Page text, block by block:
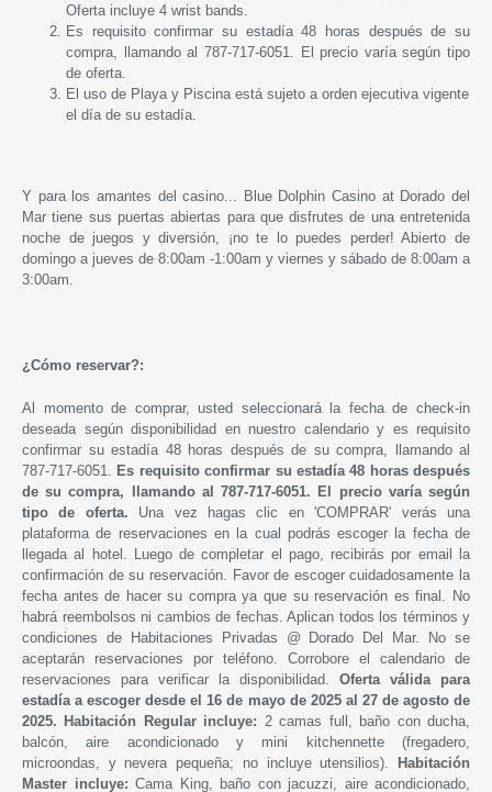
Oferta incluye 4 wrist bands.
Es requisito confirmar su estadía 48 horas después de su
compra, llamando al 787-717-6051. El precio varía según tipo
de oferta.
El uso de Playa y Piscina está sujeto a orden ejecutiva vigente
el día de su estadía.
Y para los amantes del casino... Blue Dolphin Casino at Dorado del
Mar tiene sus puertas abiertas para que disfrutes de una entretenida
noche de juegos y diversión, ¡no te lo puedes perder! Abierto de
domingo a jueves de 8:00am -1:00am y viernes y sábado de 8:00am a
3:00am.
¿Cómo reservar?:
Al momento de comprar, usted seleccionará la fecha de check-in
deseada según disponibilidad en nuestro calendario y es requisito
confirmar su estadía 48 horas después de su compra, llamando al
787-717-6051. Es requisito confirmar su estadía 48 horas después
de su compra, llamando al 787-717-6051. El precio varía según
tipo de oferta. Una vez hagas clic en 'COMPRAR' verás una
plataforma de reservaciones en la cual podrás escoger la fecha de
llegada al hotel. Luego de completar el pago, recibirás por email la
confirmación de su reservación. Favor de escoger cuidadosamente la
fecha antes de hacer su compra ya que su reservación es final. No
habrá reembolsos ni cambios de fechas. Aplican todos los términos y
condiciones de Habitaciones Privadas @ Dorado Del Mar. No se
aceptarán reservaciones por teléfono. Corrobore el calendario de
reservaciones para verificar la disponibilidad. Oferta válida para
estadía a escoger desdeel 16 de mayo de 2025 al 27 de agosto de
2025. Habitación Regular incluye: 2 camas full, baño con ducha,
balcón, aire acondicionado y mini kitchennette (fregadero,
microondas, y nevera pequeña; no incluye utensilios). Habitación
Master incluye: Cama King, baño con jacuzzi, aire acondicionado,